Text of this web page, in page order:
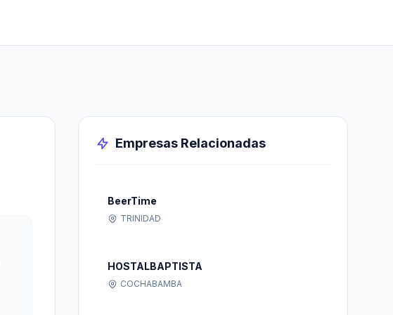
Empresas Relacionadas
BeerTime
TRINIDAD
HOSTALBAPTISTA
COCHABAMBA